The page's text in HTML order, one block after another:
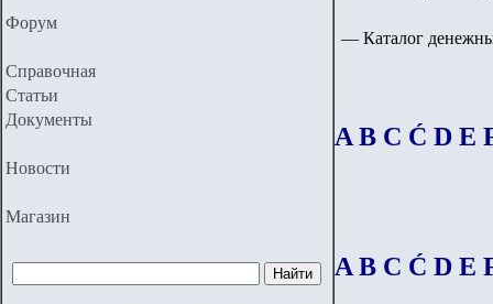
Форум
Справочная
Статьи
Документы
Новости
Магазин
— Каталог
A B C Ć D E
A B C Ć D E